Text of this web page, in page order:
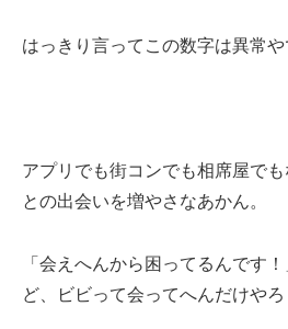
はっきり言ってこの数字は異常や
アプリでも街コンでも相席屋で
との出会いを増やさなあかん。
「会えへんから困ってるんです
ど、ビビって会ってへんだけやろ